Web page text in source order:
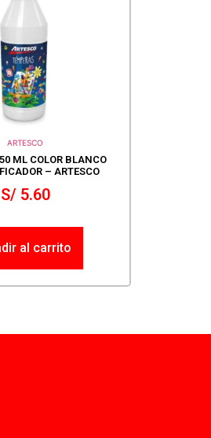
ARTESCO
ML COLOR BLANCO
– ARTESCO
S/5.60
al carrito